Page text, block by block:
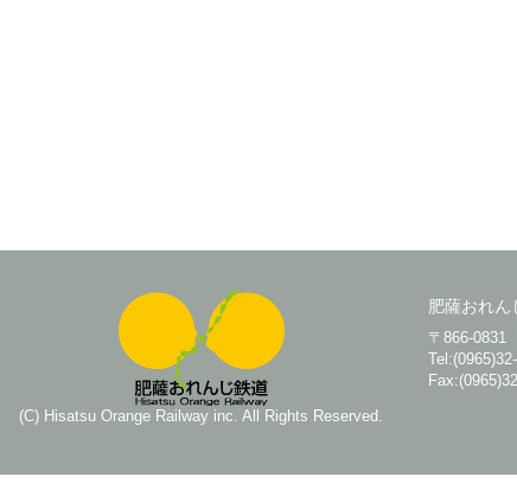
(C) Hisatsu Orange Railway inc. All Rights Reserved.
肥薩おれん
〒866-0831